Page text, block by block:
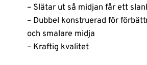
– Slätar ut så midjan får ett
– Dubbel konstruerad för
och smalare midja
– Kraftig kvalitet